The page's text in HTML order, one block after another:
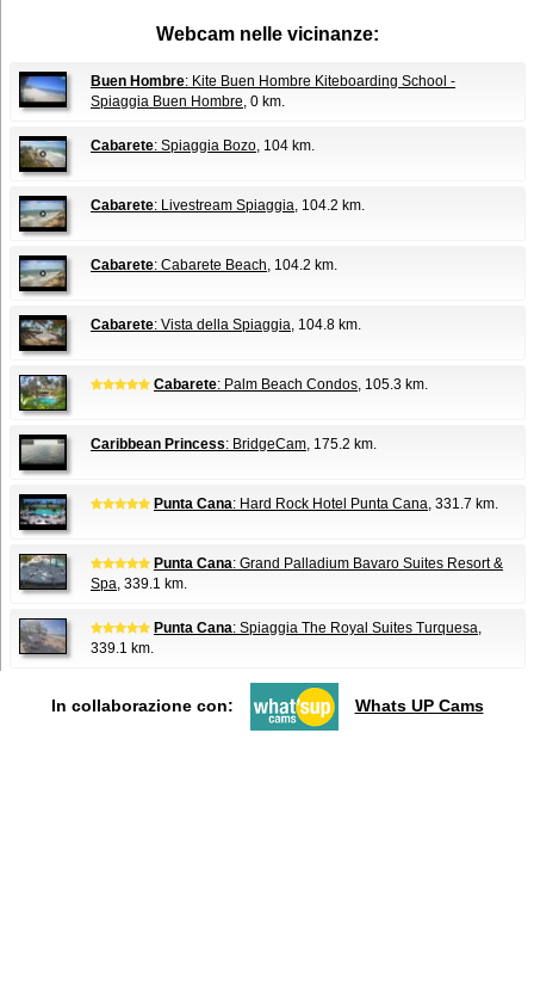
Webcam nelle vicinanze:
Buen Hombre: Kite Buen Hombre Kiteboarding School -
Spiaggia Buen Hombre, 0 km.
Cabarete: Spiaggia Bozo, 104 km.
Cabarete: Livestream Spiaggia, 104.2 km.
Cabarete: Cabarete Beach, 104.2 km.
Cabarete: Vista della Spiaggia, 104.8 km.
Cabarete: Palm Beach Condos, 105.3 km.
Caribbean Princess: BridgeCam, 175.2 km.
Punta Cana: Hard Rock Hotel Punta Cana, 331.7 km.
Punta Cana: Grand Palladium Bavaro Suites Resort &
Spa, 339.1 km.
Punta Cana: Spiaggia The Royal Suites Turquesa,
339.1 km.
In collaborazione con: Whats UP Cams